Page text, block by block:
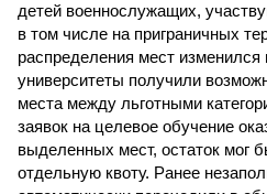
детей военнослужащих,
в том числе на приграничных
распределения мест изменился
университеты получили
места между льготными
заявок на целевое обучение
выделенных мест, остаток мог
отдельную квоту. Ранее